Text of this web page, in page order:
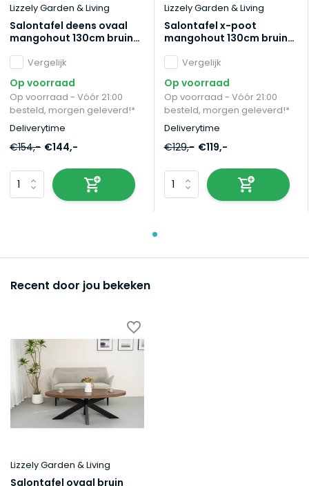
Lizzely Garden & Living
Salontafel deens ovaal
mangohout 130cm bruin
Vergelijk
Op voorraad
Op voorraad - Vóór 21:00
besteld, morgen geleverd!*
Deliverytime
€154,- €144,-
Lizzely Garden & Living
Salontafel x-poot
mangohout 130cm bruin
Vergelijk
Op voorraad
Op voorraad - Vóór 21:00
besteld, morgen geleverd!*
Deliverytime
€129,- €119,-
Recent door jou bekeken
Lizzely Garden & Living
Salontafel ovaal bruin